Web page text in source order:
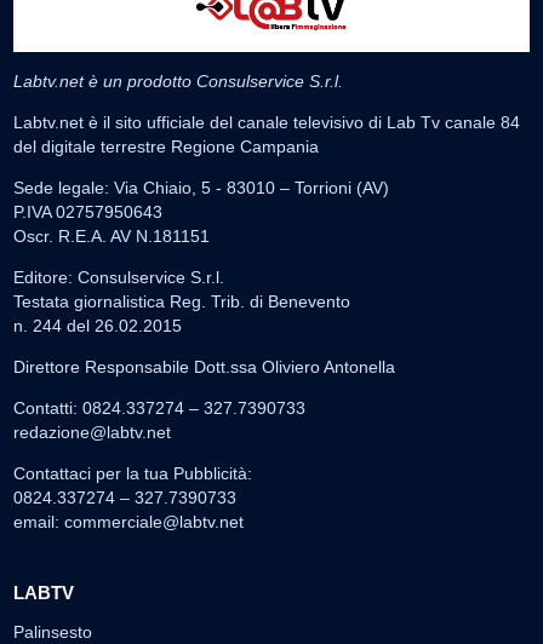
Labtv.net è un prodotto Consulservice S.r.l.
Labtv.net è il sito ufficiale del canale televisivo di Lab Tv canale 84
del digitale terrestre Regione Campania
Sede legale: Via Chiaio, 5 - 83010 – Torrioni (AV)
P.IVA 02757950643
Oscr. R.E.A. AV N.181151
Editore: Consulservice S.r.l.
Testata giornalistica Reg. Trib. di Benevento
n. 244 del 26.02.2015
Direttore Responsabile Dott.ssa Oliviero Antonella
Contatti: 0824.337274 – 327.7390733
redazione@labtv.net
Contattaci per la tua Pubblicità:
0824.337274 – 327.7390733
email: commerciale@labtv.net
LABTV
Palinsesto